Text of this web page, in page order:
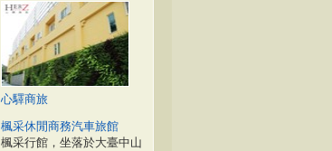
心驛商旅
楓采休閒商務汽車旅館
楓采行館，坐落於大臺中山